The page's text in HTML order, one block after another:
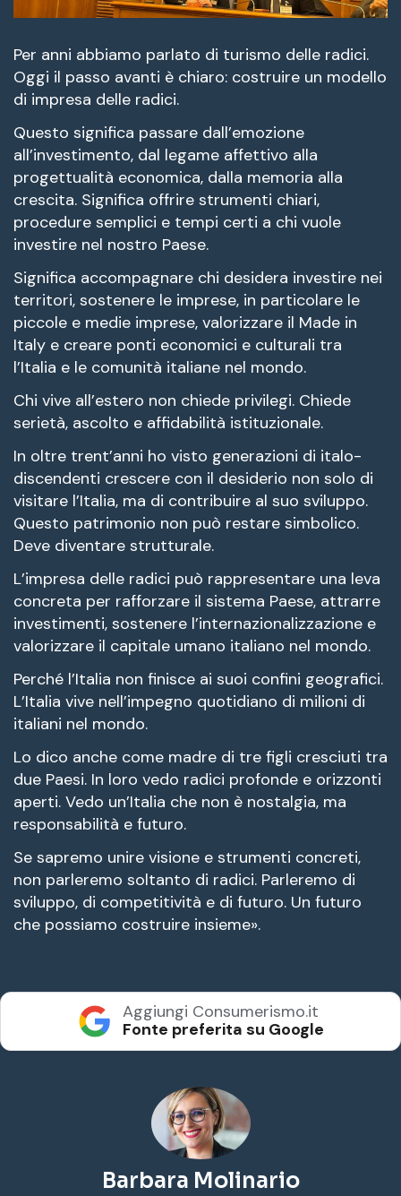
Per anni abbiamo parlato di turismo delle radici.
Oggi il passo avanti è chiaro: costruire un modello
di impresa delle radici.
Questo significa passare dall’emozione
all’investimento, dal legame affettivo alla
progettualità economica, dalla memoria alla
crescita. Significa offrire strumenti chiari,
procedure semplici e tempi certi a chi vuole
investire nel nostro Paese.
Significa accompagnare chi desidera investire nei
territori, sostenere le imprese, in particolare le
piccole e medie imprese, valorizzare il Made in
Italy e creare ponti economici e culturali tra
l’Italia e le comunità italiane nel mondo.
Chi vive all’estero non chiede privilegi. Chiede
serietà, ascolto e affidabilità istituzionale.
In oltre trent’anni ho visto generazioni di italo-
discendenti crescere con il desiderio non solo di
visitare l’Italia, ma di contribuire al suo sviluppo.
Questo patrimonio non può restare simbolico.
Deve diventare strutturale.
L’impresa delle radici può rappresentare una leva
concreta per rafforzare il sistema Paese, attrarre
investimenti, sostenere l’internazionalizzazione e
valorizzare il capitale umano italiano nel mondo.
Perché l’Italia non finisce ai suoi confini geografici.
L’Italia vive nell’impegno quotidiano di milioni di
italiani nel mondo.
Lo dico anche come madre di tre figli cresciuti tra
due Paesi. In loro vedo radici profonde e orizzonti
aperti. Vedo un’Italia che non è nostalgia, ma
responsabilità e futuro.
Se sapremo unire visione e strumenti concreti,
non parleremo soltanto di radici. Parleremo di
sviluppo, di competitività e di futuro. Un futuro
che possiamo costruire insieme».
Aggiungi Consumerismo.it
Fonte preferita su Google
Barbara Molinario